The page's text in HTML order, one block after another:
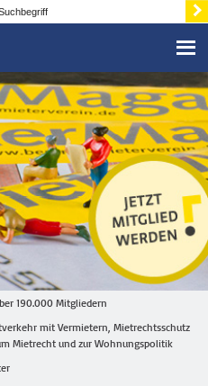
190.000 Mitgliedern
mit Vermietern, Mietrechtsschutz
Mietrecht und zur Wohnungspolitik